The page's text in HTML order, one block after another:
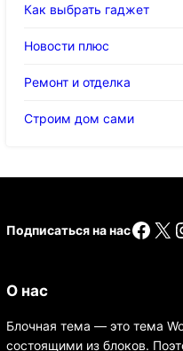
Как выбрать гаджет
Новости плюс
Ремонт и отделка
Строим дом сами
Подписаться на нас X
О нас
Блочная тема — это тема
состоящими из блоков.